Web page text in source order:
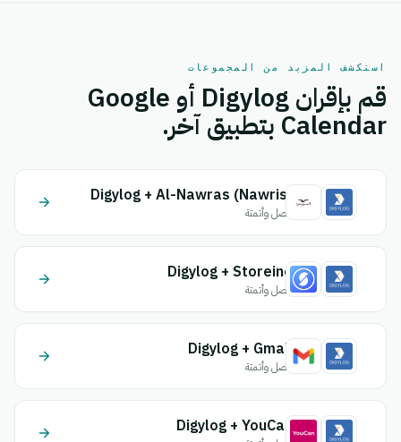
استكشف المزيد من المجموعات
قم بإقران Digylog أو Google
Calendar بتطبيق آخر.
Digylog + Al-Nawras (Nawris)
اتصل وأتمتة
Digylog + Storeino
اتصل وأتمتة
Digylog + Gmail
اتصل وأتمتة
Digylog + YouCan